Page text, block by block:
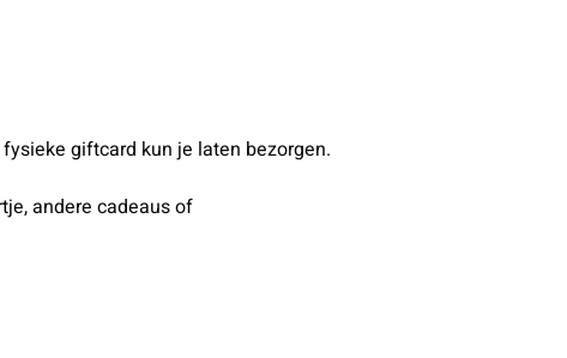
giftcard kun je laten bezorgen.
andere cadeaus of